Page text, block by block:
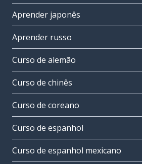
Aprender japonês
Aprender russo
Curso de alemão
Curso de chinês
Curso de coreano
Curso de espanhol
Curso de espanhol mexicano